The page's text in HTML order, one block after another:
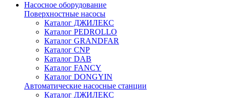
Насосное оборудование
Поверхностные насосы
Каталог ДЖИЛЕКС
Каталог PEDROLLO
Каталог GRANDFAR
Каталог CNP
Каталог DAB
Каталог FANCY
Каталог DONGYIN
Автоматические насосные станции
Каталог ДЖИЛЕКС